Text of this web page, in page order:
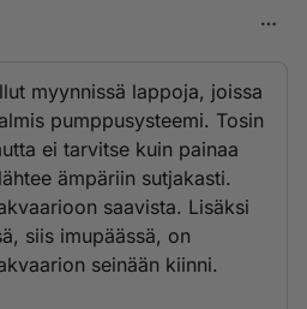
myynnissä lappoja, joissa
pumppusysteemi. Tosin
ei tarvitse kuin painaa
ämpäriin sutjakasti.
saavista. Lisäksi
siis imupäässä, on
seinään kiinni.